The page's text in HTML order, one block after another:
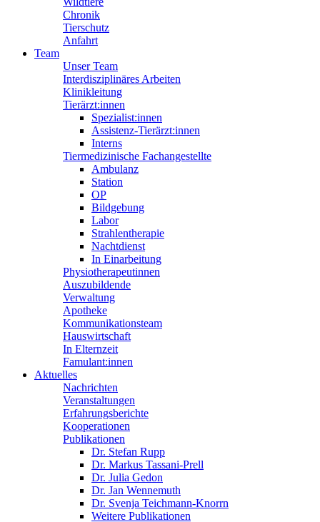
Chronik
Tierschutz
Anfahrt
Team
Unser Team
Interdisziplinäres Arbeiten
Klinikleitung
Tierärzt:innen
Spezialist:innen
Assistenz-Tierärzt:innen
Interns
Tiermedizinische Fachangestellte
Ambulanz
Station
OP
Bildgebung
Labor
Strahlentherapie
Nachtdienst
In Einarbeitung
Physiotherapeutinnen
Auszubildende
Verwaltung
Apotheke
Kommunikationsteam
Hauswirtschaft
In Elternzeit
Famulant:innen
Aktuelles
Nachrichten
Veranstaltungen
Erfahrungsberichte
Kooperationen
Publikationen
Dr. Stefan Rupp
Dr. Markus Tassani-Prell
Dr. Julia Gedon
Dr. Jan Wennemuth
Dr. Svenja Teichmann-Knorrn
Weitere Publikationen